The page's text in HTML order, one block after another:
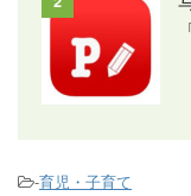
-育児・子育て